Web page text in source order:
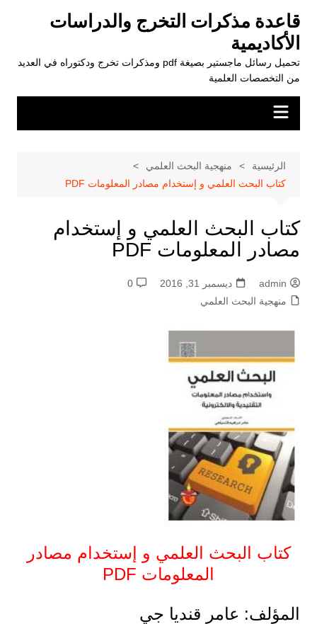
المحتوى
قاعدة مذكرات التخرج والدراسات
الأكاديمية
تحميل رسائل ماجستير بصيغة pdf ومذكرات تخرج ودكتوراه في العديد
من التخصصات العلمية
الرئيسية
منهجية البحث العلمي
كتاب البحث العلمي و إستخدام مصادر المعلومات PDF
كتاب البحث العلمي و إستخدام
مصادر المعلومات PDF
admin ديسمبر 31, 2016
0
منهجية البحث العلمي
كتاب البحث العلمي و إستخدام مصادر
المعلومات PDF
المؤلف: عامر قنديا جي